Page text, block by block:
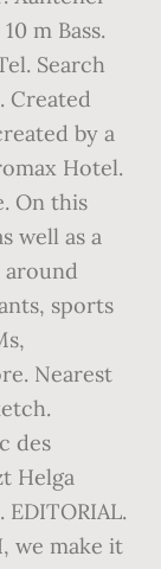
m Bass.
Search
Created
by a
Hotel.
On this
well as a
around
sports
Nearest
des
Helga
we make it